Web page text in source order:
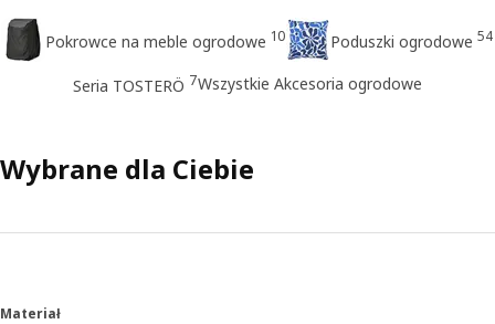
Pokrowce na meble ogrodowe 10 Poduszki ogrodowe 54
Seria TOSTERÖ 7Wszystkie Akcesoria ogrodowe
Wybrane dla Ciebie
Materiał